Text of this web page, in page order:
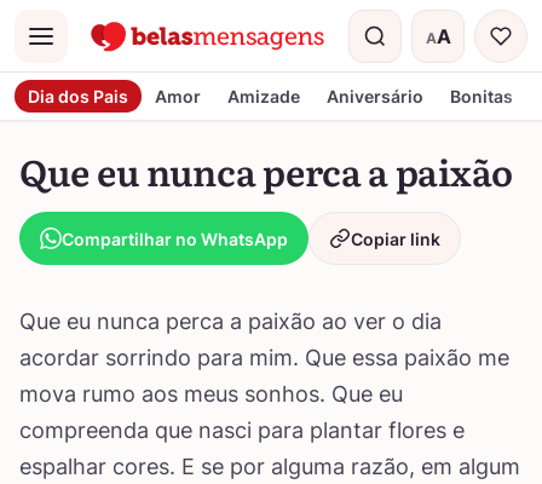
Menu AA
Tamanho do
Dia dos Pais Amor Amizade Aniversário Bonitas
Que eu nunca perca a paixão
Compartilhar no WhatsApp Copiar link
Que eu nunca perca a paixão ao ver o dia
acordar sorrindo para mim. Que essa paixão me
mova rumo aos meus sonhos. Que eu
compreenda que nasci para plantar flores e
espalhar cores. E se por alguma razão, em algum